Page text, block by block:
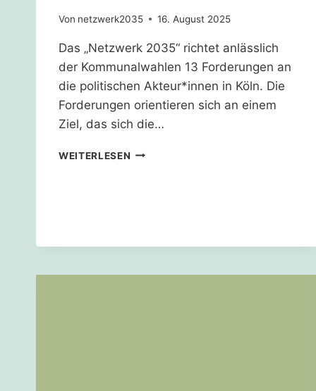
Von netzwerk2035 16. August 2025
Das „Netzwerk 2035“ richtet anlässlich
der Kommunalwahlen 13 Forderungen an
die politischen Akteur*innen in Köln. Die
Forderungen orientieren sich an einem
Ziel, das sich die…
WEITERLESEN KÖLN